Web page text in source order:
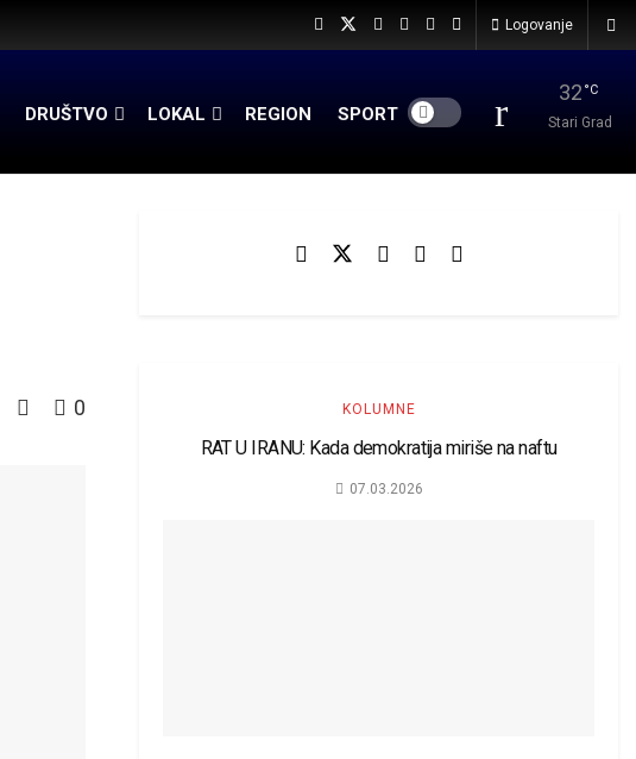
Logovanje
DRUŠTVO LOKAL REGION SPORT
32 °C
Stari Grad
0 KOLUMNE
RAT U IRANU: Kada demokratija miriše na naftu
07.03.2026